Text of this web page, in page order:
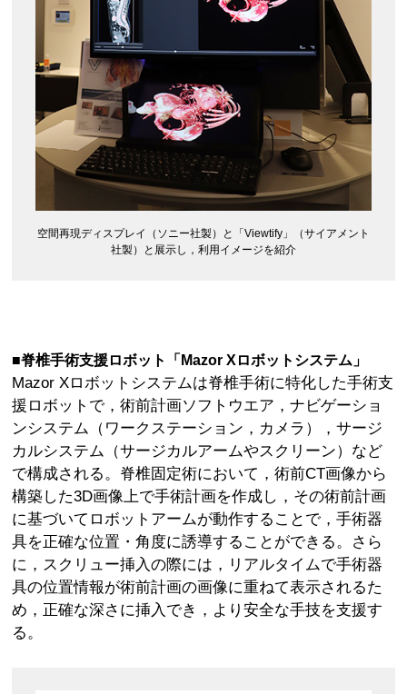
空間再現ディスプレイ（ソニー社製）と「Viewtify」（サイアメント
社製）と展示し，利用イメージを紹介
■脊椎手術支援ロボット「Mazor Xロボットシステム」
Mazor Xロボットシステムは脊椎手術に特化した手術支
援ロボットで，術前計画ソフトウエア，ナビゲーショ
ンシステム（ワークステーション，カメラ），サージ
カルシステム（サージカルアームやスクリーン）など
で構成される。脊椎固定術において，術前CT画像から
構築した3D画像上で手術計画を作成し，その術前計画
に基づいてロボットアームが動作することで，手術器
具を正確な位置・角度に誘導することができる。さら
に，スクリュー挿入の際には，リアルタイムで手術器
具の位置情報が術前計画の画像に重ねて表示されるた
め，正確な深さに挿入でき，より安全な手技を支援す
る。